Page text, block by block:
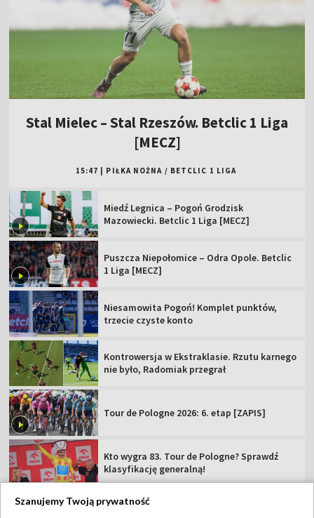
Stal Mielec – Stal Rzeszów. Betclic 1 Liga
[MECZ]
15:47 PIŁKA NOŻNA / BETCLIC 1 LIGA
Miedź Legnica – Pogoń Grodzisk
Mazowiecki. Betclic 1 Liga [MECZ]
Puszcza Niepołomice – Odra Opole. Betclic
1 Liga [MECZ]
Niesamowita Pogoń! Komplet punktów,
trzecie czyste konto
Kontrowersja w Ekstraklasie. Rzutu karnego
nie było, Radomiak przegrał
Tour de Pologne 2026: 6. etap [ZAPIS]
Kto wygra 83. Tour de Pologne? Sprawdź
klasyfikację generalną!
Szanujemy Twoją prywatność